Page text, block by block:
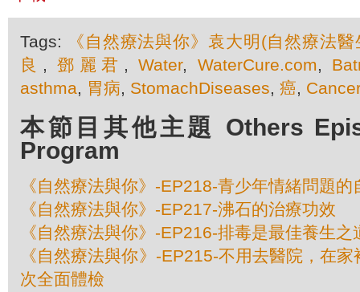
Tags:
《自然療法與你》袁大明(自然療法醫
良 ,鄧麗君 ,Water, WaterCure.com,
asthma, 胃病, StomachDiseases, 癌,
本節目其他主題 Others
Program
《自然療法與你》-EP218-青少年情緒問題的
《自然療法與你》-EP217-沸石的治療功效
《自然療法與你》-EP216-排毒是最佳養生之
《自然療法與你》-EP215-不用去醫院，在
次全面體檢